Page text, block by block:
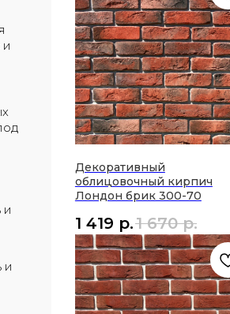
и
и
Декоративный
облицовочный кирпич
Лондон брик 300-70
1 419 р.1 670 р.